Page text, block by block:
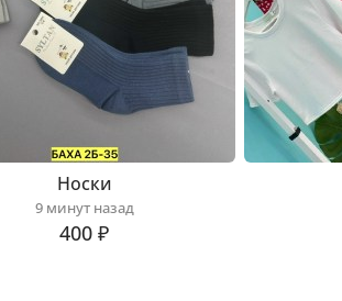
Носки
9 минут назад
400 ₽